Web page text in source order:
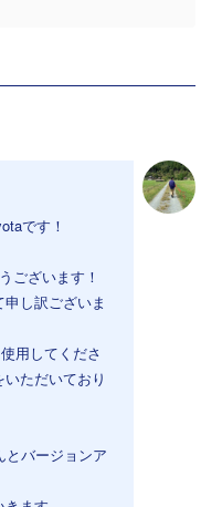
です！
ございます！
し訳ございま
用してくださ
ただいており
バージョンア